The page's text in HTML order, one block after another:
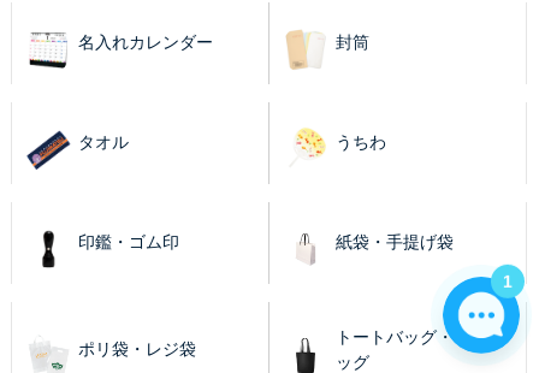
名入れカレンダー 封筒
タオル うちわ
印鑑・ゴム印 紙袋・手提げ袋
ポリ袋・レジ袋
トートバッグ・エコバ
ッグ
1